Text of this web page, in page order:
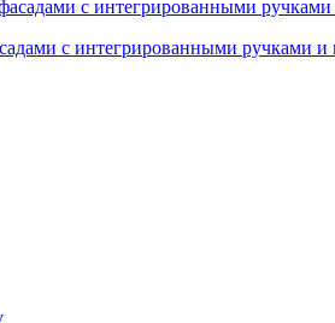
с интегрированными ручками